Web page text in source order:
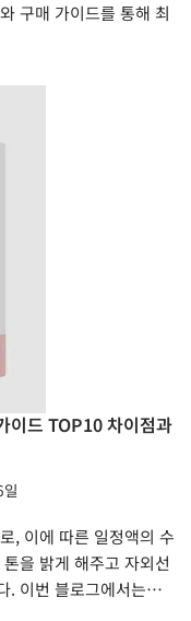
구매 가이드를 통해 최
이드 TOP10 차이점과
, 이에 따른 일정액의 수
을 밝게 해주고 자외선
. 이번 블로그에서는…